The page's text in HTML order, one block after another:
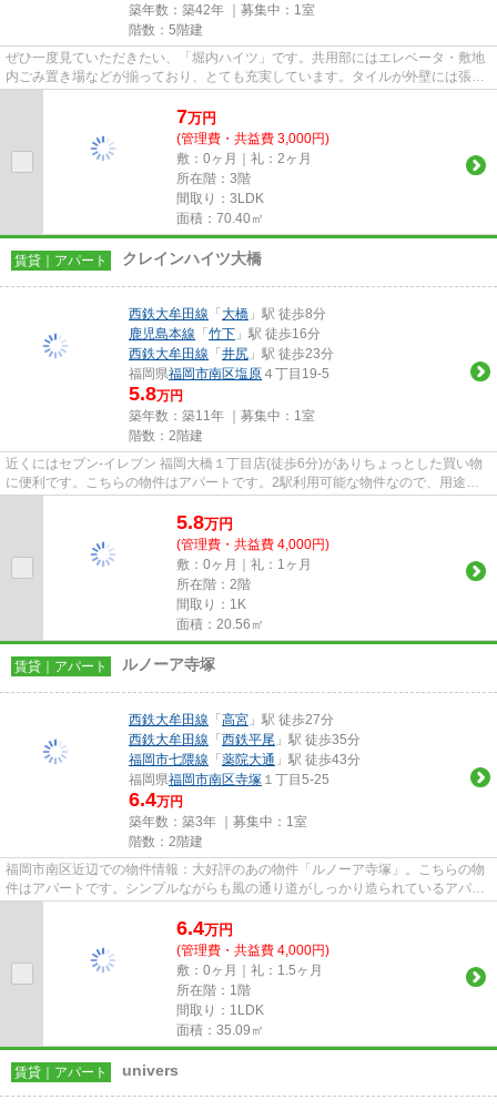
築年数：築42年 ｜募集中： 1室
階数：5階建
ぜひ一度見ていただきたい、「堀内ハイツ」です。共用部にはエレベータ・敷地
内ごみ置き場などが揃っており、とても充実しています。タイルが外壁には張ら
れています。防犯対策もバッ...
7万円
(管理費・共益費 3,000円)
敷：0ヶ月｜礼：2ヶ月
所在階：3階
間取り：3LDK
面積：70.40㎡
賃貸｜アパート クレインハイツ大橋
西鉄大牟田線 「大橋 」駅 徒歩8分
鹿児島本線 「竹下 」駅 徒歩16分
西鉄大牟田線 「井尻 」駅 徒歩23分
福岡県福岡市南区塩原 ４丁目19-5
5.8万円
築年数：築11年 ｜募集中： 1室
階数：2階建
近くにはセブン‐イレブン 福岡大橋１丁目店(徒歩6分)がありちょっとした買い物
に便利です。こちらの物件はアパートです。2駅利用可能な物件なので、用途や
行き先に応じて経路を選択で...
5.8万円
(管理費・共益費 4,000円)
敷：0ヶ月｜礼：1ヶ月
所在階：2階
間取り：1K
面積：20.56㎡
賃貸｜アパート ルノーア寺塚
西鉄大牟田線 「高宮 」駅 徒歩27分
西鉄大牟田線 「西鉄平尾 」駅 徒歩35分
福岡市七隈線 「薬院大通 」駅 徒歩43分
福岡県福岡市南区寺塚 １丁目5-25
6.4万円
築年数：築3年 ｜募集中： 1室
階数：2階建
福岡市南区近辺での物件情報：大好評のあの物件「ルノーア寺塚」。こちらの物
件はアパートです。シンプルながらも風の通り道がしっかり造られているアパー
トです。まだまだ新しい築浅...
6.4万円
(管理費・共益費 4,000円)
敷：0ヶ月｜礼：1.5ヶ月
所在階：1階
間取り：1LDK
面積：35.09㎡
賃貸｜アパート univers